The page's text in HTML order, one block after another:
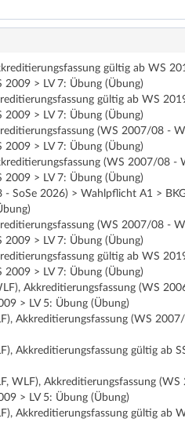
gültig ab WS
2009 > LV 7: Übung (Übung)
gültig ab WS
2009 > LV 7: Übung (Übung)
(WS 2007/08 -
2009 > LV 7: Übung (Übung)
(WS 2007/08
2009 > LV 7: Übung (Übung)
SoSe 2026) > Wahlpflicht A1 >
(WS 2007/08 -
2009 > LV 7: Übung (Übung)
gültig ab WS
2009 > LV 7: Übung (Übung)
Akkreditierungsfassung (WS
> LV 5: Übung (Übung)
Akkreditierungsfassung (WS
Akkreditierungsfassung gültig ab
WLF), Akkreditierungsfassung
> LV 5: Übung (Übung)
Akkreditierungsfassung gültig